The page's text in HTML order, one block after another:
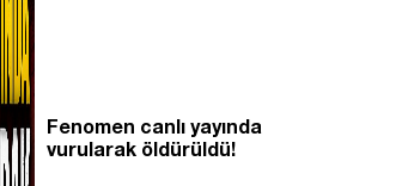
Fenomen canlı yayında
vurularak öldürüldü!